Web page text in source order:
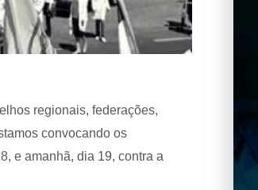
regionais, federações,
convocando os
e amanhã, dia 19, contra a